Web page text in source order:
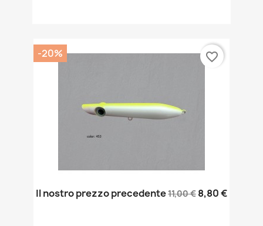
Il nostro prezzo precedente11,00 € 8,80 €
-20% favorite_border